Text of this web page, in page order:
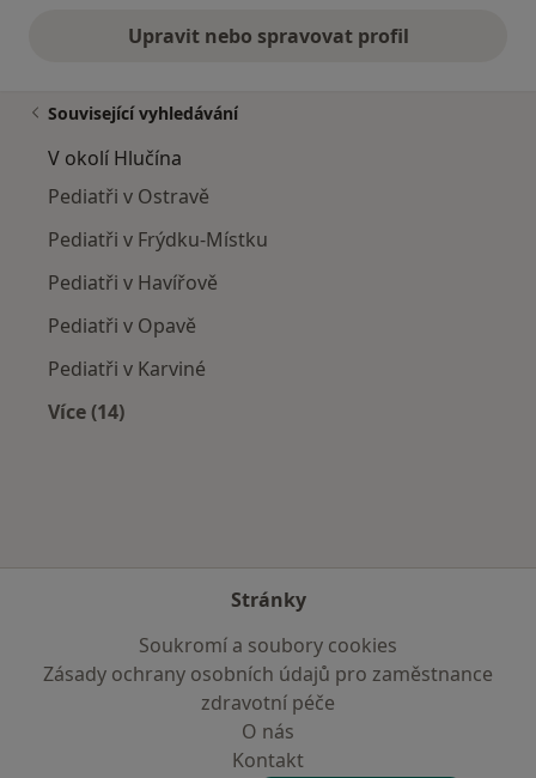
Upravit nebo spravovat profil
Související vyhledávání
V okolí Hlučína
Pediatři v Ostravě
Pediatři v Frýdku-Místku
Pediatři v Havířově
Pediatři v Opavě
Pediatři v Karviné
Více (14)
Stránky
Soukromí a soubory cookies
Zásady ochrany osobních údajů pro zaměstnance
zdravotní péče
O nás
Kontakt